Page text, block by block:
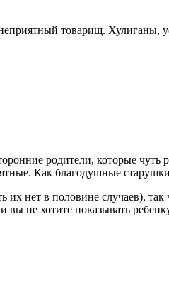
товарищ.
родители, которые чуть
Как благодушные
их нет в половине случаев),
не хотите показывать